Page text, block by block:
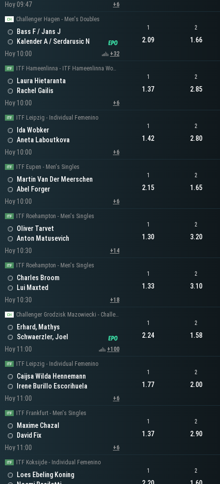
Hoy 09:47
+6
Challenger Hagen - Men's Doubles
Bass F / Jans J
Kalender A / Serdarusic N
Hoy 10:00
+32
1
2.09
2
1.66
ITF Hameenlinna - ITF Hameenlinna Women's Singles
Laura Hietaranta
Rachel Gailis
Hoy 10:00
+6
1
1.37
2
2.85
ITF Leipzig - Individual Femenino
Ida Wobker
Aneta Laboutkova
Hoy 10:00
+6
1
1.42
2
2.80
ITF Eupen - Men's Singles
Martin Van Der Meerschen
Abel Forger
Hoy 10:00
+6
1
2.15
2
1.65
ITF Roehampton - Men's Singles
Oliver Tarvet
Anton Matusevich
Hoy 10:30
+14
1
1.30
2
3.20
ITF Roehampton - Men's Singles
Charles Broom
Lui Maxted
Hoy 10:30
+18
1
1.33
2
3.10
Challenger Grodzisk Mazowiecki - Challenger Men's Singles
Erhard, Mathys
Schwaerzler, Joel
Hoy 11:00
+100
1
2.24
2
1.58
ITF Leipzig - Individual Femenino
Caijsa Wilda Hennemann
Irene Burillo Escorihuela
Hoy 11:00
+6
1
1.77
2
2.00
ITF Frankfurt - Men's Singles
Maxime Chazal
David Fix
Hoy 11:00
+6
1
1.37
2
2.90
ITF Koksijde - Individual Femenino
Loes Ebeling Koning
1 2